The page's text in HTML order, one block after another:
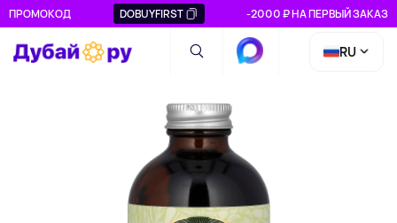
ПРОМОКОД DOBUYFIRST -2000 ₽ НА ПЕРВЫЙ ЗАКАЗ
RU